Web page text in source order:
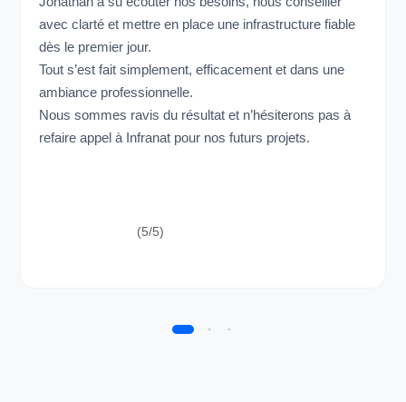
avec clarté et mettre en place une infrastructure fiable
dès le premier jour.
Tout s’est fait simplement, efficacement et dans une
ambiance professionnelle.
Nous sommes ravis du résultat et n’hésiterons pas à
refaire appel à Infranat pour nos futurs projets.
(5/5)